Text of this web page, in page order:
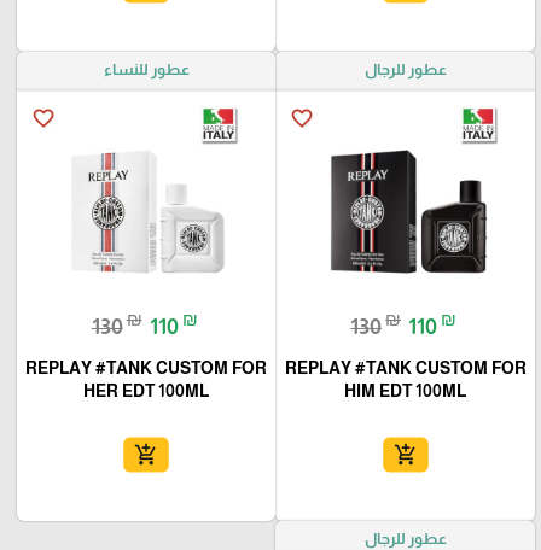
عطور للرجال
favorite_border
130₪ 110 ₪
REPLAY #TANK CUSTOM FOR
HIM EDT 100ML
add_shopping_cart
عطور للنساء
favorite_border
130₪ 110 ₪
REPLAY #TANK CUSTOM FOR
HER EDT 100ML
add_shopping_cart
عطور للرجال